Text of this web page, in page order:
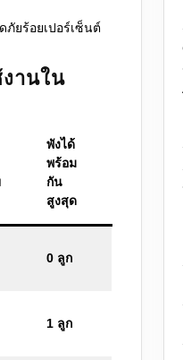
ยร้อยเปอร์เซ็นต์
านใน
พังได้
พร้อม
กัน
สูงสุด
0 ลูก
1 ลูก